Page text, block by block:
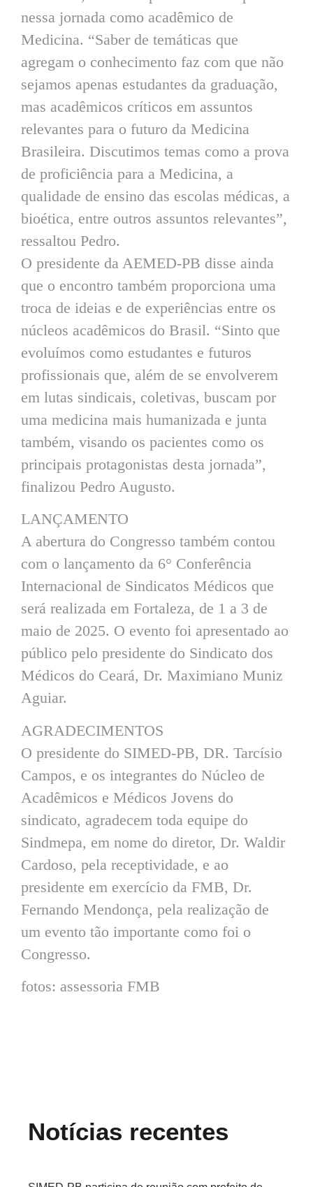
nessa jornada como acadêmico de
Medicina. “Saber de temáticas que
agregam o conhecimento faz com que não
sejamos apenas estudantes da graduação,
mas acadêmicos críticos em assuntos
relevantes para o futuro da Medicina
Brasileira. Discutimos temas como a prova
de proficiência para a Medicina, a
qualidade de ensino das escolas médicas, a
bioética, entre outros assuntos relevantes”,
ressaltou Pedro.
O presidente da AEMED-PB disse ainda
que o encontro também proporciona uma
troca de ideias e de experiências entre os
núcleos acadêmicos do Brasil. “Sinto que
evoluímos como estudantes e futuros
profissionais que, além de se envolverem
em lutas sindicais, coletivas, buscam por
uma medicina mais humanizada e junta
também, visando os pacientes como os
principais protagonistas desta jornada”,
finalizou Pedro Augusto.
LANÇAMENTO
A abertura do Congresso também contou
com o lançamento da 6° Conferência
Internacional de Sindicatos Médicos que
será realizada em Fortaleza, de 1 a 3 de
maio de 2025. O evento foi apresentado ao
público pelo presidente do Sindicato dos
Médicos do Ceará, Dr. Maximiano Muniz
Aguiar.
AGRADECIMENTOS
O presidente do SIMED-PB, DR. Tarcísio
Campos, e os integrantes do Núcleo de
Acadêmicos e Médicos Jovens do
sindicato, agradecem toda equipe do
Sindmepa, em nome do diretor, Dr. Waldir
Cardoso, pela receptividade, e ao
presidente em exercício da FMB, Dr.
Fernando Mendonça, pela realização de
um evento tão importante como foi o
Congresso.
fotos: assessoria FMB
Notícias recentes